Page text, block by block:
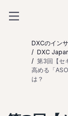
DXCのイン
DXC
第3回【セ
高める「
は？